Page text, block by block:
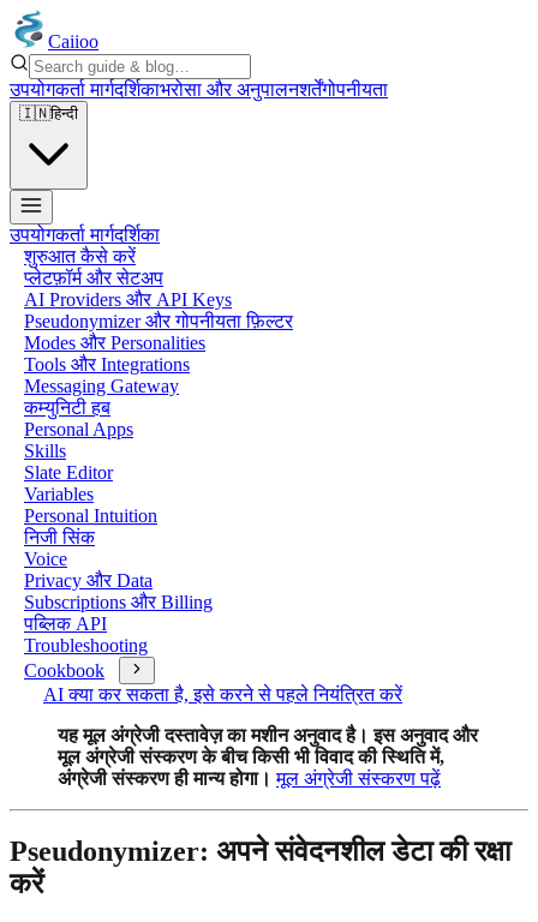
Caiioo
उपयोगकर्ता मार्गदर्शिकाभरोसा और अनुपालनशर्तेंगोपनीयता
🇮🇳हिन्दी
उपयोगकर्ता मार्गदर्शिका
शुरुआत कैसे करें
प्लेटफ़ॉर्म और सेटअप
AI Providers और API Keys
Pseudonymizer और गोपनीयता फ़िल्टर
Modes और Personalities
Tools और Integrations
Messaging Gateway
कम्युनिटी हब
Personal Apps
Skills
Slate Editor
Variables
Personal Intuition
निजी सिंक
Voice
Privacy और Data
Subscriptions और Billing
पब्लिक API
Troubleshooting
Cookbook
AI क्या कर सकता है, इसे करने से पहले नियंत्रित करें
यह मूल अंग्रेजी दस्तावेज़ का मशीन अनुवाद है। इस अनुवाद और
मूल अंग्रेजी संस्करण के बीच किसी भी विवाद की स्थिति में,
अंग्रेजी संस्करण ही मान्य होगा। मूल अंग्रेजी संस्करण पढ़ें
Pseudonymizer: अपने संवेदनशील डेटा की रक्षा
करें